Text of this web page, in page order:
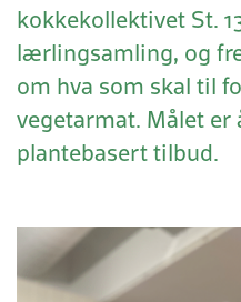
kokkekollektivet St.
lærlingsamling, og
om hva som skal til
vegetarmat. Målet er
plantebasert tilbud.